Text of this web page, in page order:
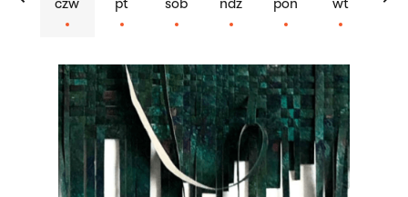
czw
pt
sob
ndz
pon
wt
Lista
artykułów